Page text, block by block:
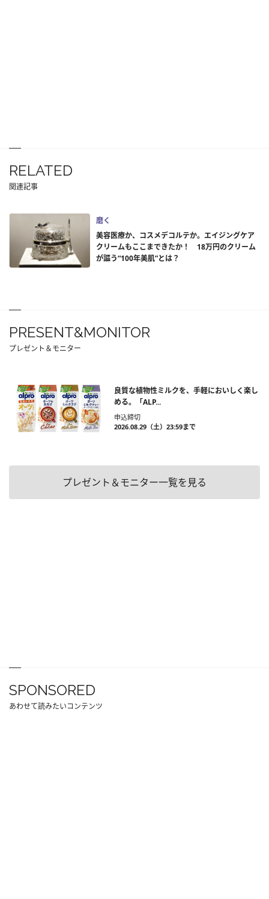
RELATED
関連記事
磨く
美容医療か、コスメデコルテか。エイジングケア
クリームもここまできたか！ 18万円のクリーム
が謳う“100年美肌”とは？
PRESENT&MONITOR
プレゼント＆モニター
良質な植物性ミルクを、手軽においしく楽し
める。「ALP...
申込締切
2026.08.29（土）23:59まで
プレゼント＆モニター一覧を見る
SPONSORED
あわせて読みたいコンテンツ